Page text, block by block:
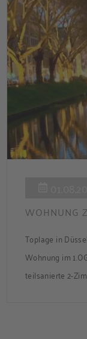
WOHNUNG
Toplage in
Wohnung im
teilsanierte 2-